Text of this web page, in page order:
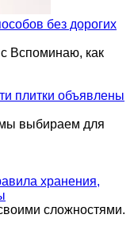
без дорогих
Вспоминаю, как
плитки объявлены
выбираем для
хранения,
сложностями.